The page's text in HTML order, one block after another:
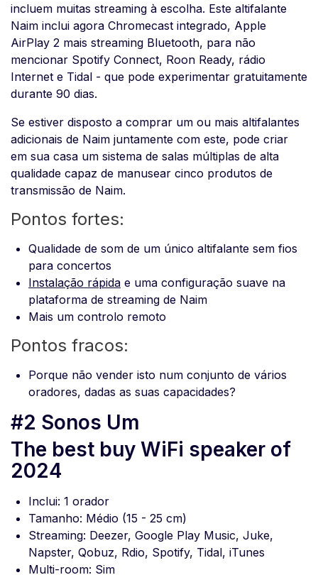
incluem muitas streaming à escolha. Este altifalante
Naim inclui agora Chromecast integrado, Apple
AirPlay 2 mais streaming Bluetooth, para não
mencionar Spotify Connect, Roon Ready, rádio
Internet e Tidal - que pode experimentar gratuitamente
durante 90 dias.
Se estiver disposto a comprar um ou mais altifalantes
adicionais de Naim juntamente com este, pode criar
em sua casa um sistema de salas múltiplas de alta
qualidade capaz de manusear cinco produtos de
transmissão de Naim.
Pontos fortes:
Qualidade de som de um único altifalante sem fios
para concertos
Instalação rápida e uma configuração suave na
plataforma de streaming de Naim
Mais um controlo remoto
Pontos fracos:
Porque não vender isto num conjunto de vários
oradores, dadas as suas capacidades?
#2 Sonos Um
The best buy WiFi speaker of
2024
Inclui: 1 orador
Tamanho: Médio (15 - 25 cm)
Streaming: Deezer, Google Play Music, Juke,
Napster, Qobuz, Rdio, Spotify, Tidal, iTunes
Multi-room: Sim